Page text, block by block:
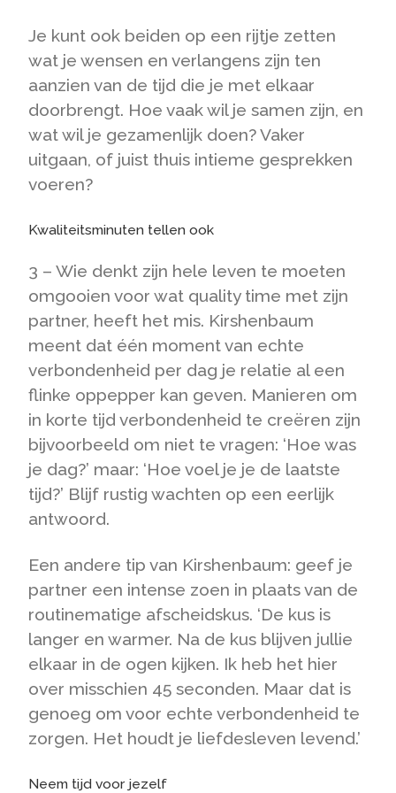
Je kunt ook beiden op een rijtje zetten
wat je wensen en verlangens zijn ten
aanzien van de tijd die je met elkaar
doorbrengt. Hoe vaak wil je samen zijn, en
wat wil je gezamenlijk doen? Vaker
uitgaan, of juist thuis intieme gesprekken
voeren?
Kwaliteitsminuten tellen ook
3 – Wie denkt zijn hele leven te moeten
omgooien voor wat quality time met zijn
partner, heeft het mis. Kirshenbaum
meent dat één moment van echte
verbondenheid per dag je relatie al een
flinke oppepper kan geven. Manieren om
in korte tijd verbondenheid te creëren zijn
bijvoorbeeld om niet te vragen: ‘Hoe was
je dag?’ maar: ‘Hoe voel je je de laatste
tijd?’ Blijf rustig wachten op een eerlijk
antwoord.
Een andere tip van Kirshenbaum: geef je
partner een intense zoen in plaats van de
routine­matige afscheidskus. ‘De kus is
langer en warmer. Na de kus blijven jullie
elkaar in de ogen kijken. Ik heb het hier
over misschien 45 seconden. Maar dat is
genoeg om voor echte verbondenheid te
zorgen. Het houdt je liefdesleven levend.’
Neem tijd voor jezelf